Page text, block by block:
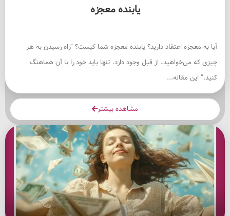
یابنده معجزه
آیا به معجزه اعتقاد دارید؟ یابنده معجزه شما کیست؟ “راه رسیدن به هر
چیزی که می‌خواهید، از قبل وجود دارد. تنها باید خود را با آن هماهنگ
کنید.” این مقاله...
مشاهده بیشتر